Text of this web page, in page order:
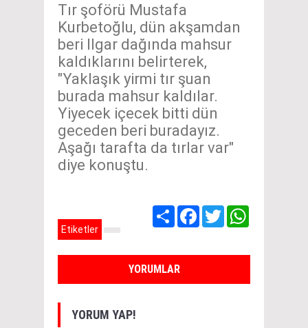
Tır şoförü Mustafa
Kurbetoğlu, dün akşamdan
beri Ilgar dağında mahsur
kaldıklarını belirterek,
"Yaklaşık yirmi tır şuan
burada mahsur kaldılar.
Yiyecek içecek bitti dün
geceden beri buradayız.
Aşağı tarafta da tırlar var"
diye konuştu.
Share Facebook
Twitter
Etiketler
YORUMLAR
YORUM YAP!